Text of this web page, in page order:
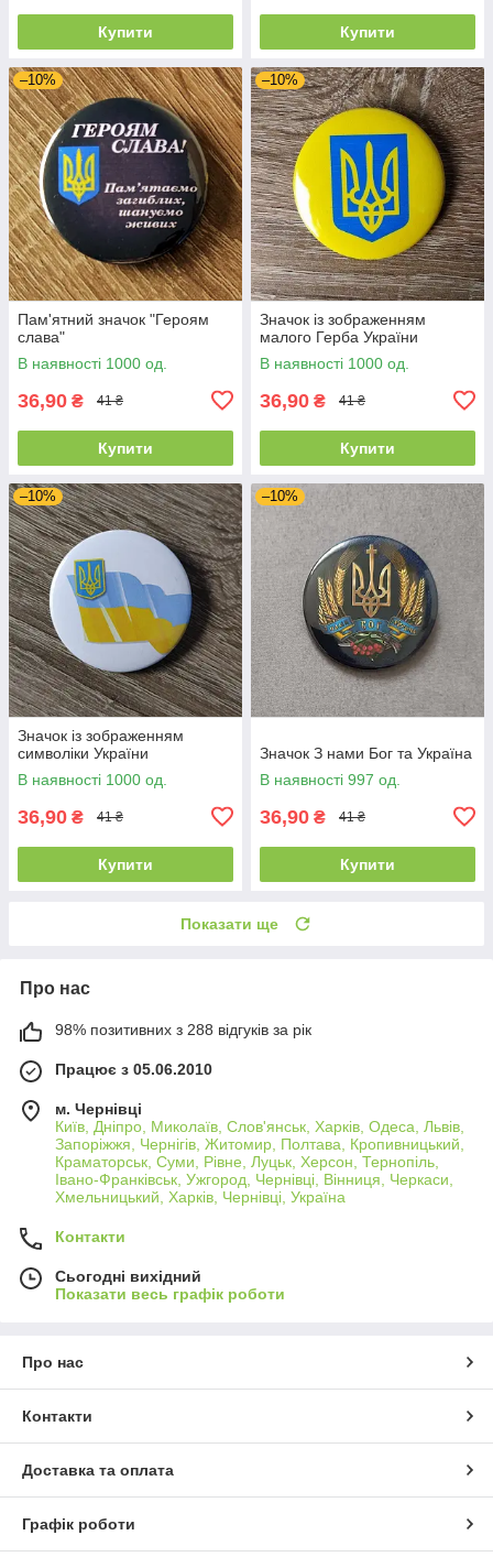
Купити Купити
–10%
Пам'ятний значок "Героям
слава"
В наявності 1000 од.
36,90 ₴ 41 ₴
Купити
–10%
Значок із зображенням
малого Герба України
В наявності 1000 од.
36,90 ₴ 41 ₴
Купити
–10%
Значок із зображенням
символіки України
В наявності 1000 од.
36,90 ₴ 41 ₴
Купити
–10%
Значок З нами Бог та Україна
В наявності 997 од.
36,90 ₴ 41 ₴
Купити
Показати ще
Про нас
98% позитивних з 288 відгуків за рік
Працює з 05.06.2010
м. Чернівці
Київ, Дніпро, Миколаїв, Слов'янськ, Харків, Одеса, Львів,
Запоріжжя, Чернігів, Житомир, Полтава, Кропивницький,
Краматорськ, Суми, Рівне, Луцьк, Херсон, Тернопіль,
Івано-Франківськ, Ужгород, Чернівці, Вінниця, Черкаси,
Хмельницький, Харків, Чернівці, Україна
Контакти
Сьогодні вихідний
Показати весь графік роботи
Про нас
Контакти
Доставка та оплата
Графік роботи